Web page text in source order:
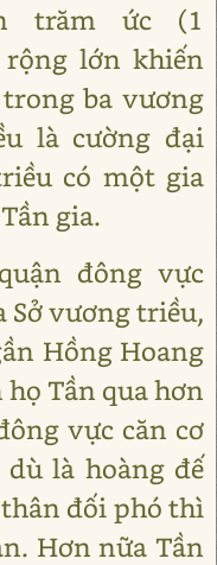
trăm ức (1
lớn khiến
ba vương
là cường đại
có một gia
gia.
đông vực
Sở vương triều,
Hồng Hoang
Tần qua hơn
vực căn cơ
là hoàng đế
đối phó thì
Hơn nữa Tần